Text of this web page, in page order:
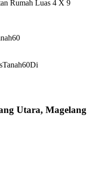
Rumah Luas 4 X 9
Utara, Magelang